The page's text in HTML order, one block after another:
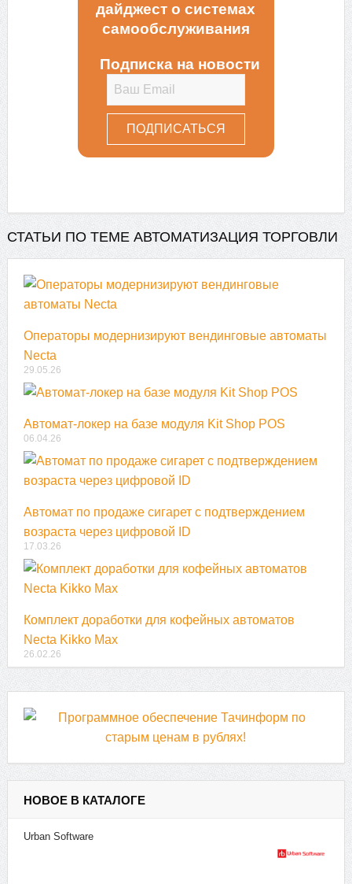
Подписка на новости
СТАТЬИ ПО ТЕМЕ АВТОМАТИЗАЦИЯ ТОРГОВЛИ
Операторы модернизируют вендинговые автоматы
Necta
29.05.26
Автомат-локер на базе модуля Kit Shop POS
06.04.26
Автомат по продаже сигарет с подтверждением
возраста через цифровой ID
17.03.26
Комплект доработки для кофейных автоматов
Necta Kikko Max
26.02.26
НОВОЕ В КАТАЛОГЕ
Urban Software